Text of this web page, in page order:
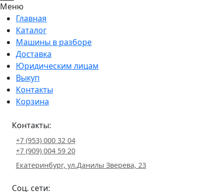
Меню
Главная
Каталог
Машины в разборе
Доставка
Юридическим лицам
Выкуп
Контакты
Корзина
Контакты:
+7 (953) 000 32 04
+7 (909) 004 59 20
Екатеринбург, ул.Данилы Зверева, 23
Соц. сети: